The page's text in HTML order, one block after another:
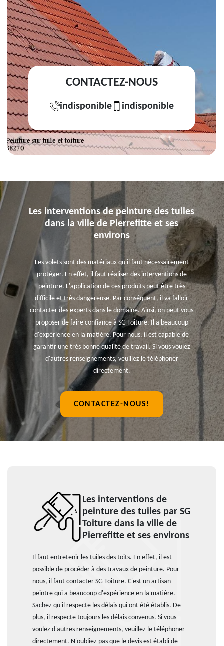
CONTACTEZ-NOUS
indisponible indisponible
Les interventions de peinture des tuiles
dans la ville de Pierrefitte et ses
environs
Les volets sont des matériaux qu'il faut nécessairement
protéger. En effet, il faut réaliser des interventions de
peinture. L'application de ces produits peut être très
difficile et très dangereuse. Par conséquent, il va falloir
contacter des experts dans le domaine. Ainsi, on peut vous
proposer de faire confiance à SG Toiture. Il a beaucoup
d'expérience en la matière. Pour nous, il est capable de
garantir une très bonne qualité de travail. Si vous voulez
d'autres renseignements, veuillez le téléphoner
directement.
CONTACTEZ-NOUS!
Les interventions de
peinture des tuiles par SG
Toiture dans la ville de
Pierrefitte et ses environs
Il faut entretenir les tuiles des toits. En effet, il est
possible de procéder à des travaux de peinture. Pour
nous, il faut contacter SG Toiture. C'est un artisan
peintre qui a beaucoup d'expérience en la matière.
Sachez qu'il respecte les délais qui ont été établis. De
plus, il respecte toujours les délais convenus. Si vous
voulez d'autres renseignements, veuillez le téléphoner
directement. N'oubliez pas que le devis est établi de